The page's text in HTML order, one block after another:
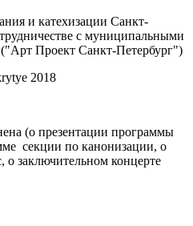
и катехизации Санкт-
с муниципальными
Проект Санкт-Петербург")
(о презентации программы
секции по канонизации, о
о заключительном концерте